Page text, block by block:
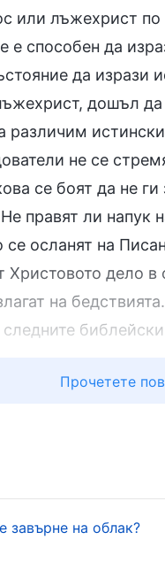
или лъжехрист по
е способен да
да изрази
дошъл
различим
не се
се боят да не
правят ли напук
се осланят на
дело в
на
облечена от
нормална
Прочетете
завърне на облак?